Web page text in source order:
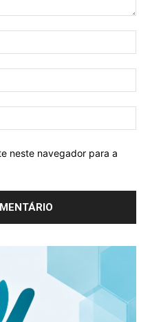
neste navegador para a